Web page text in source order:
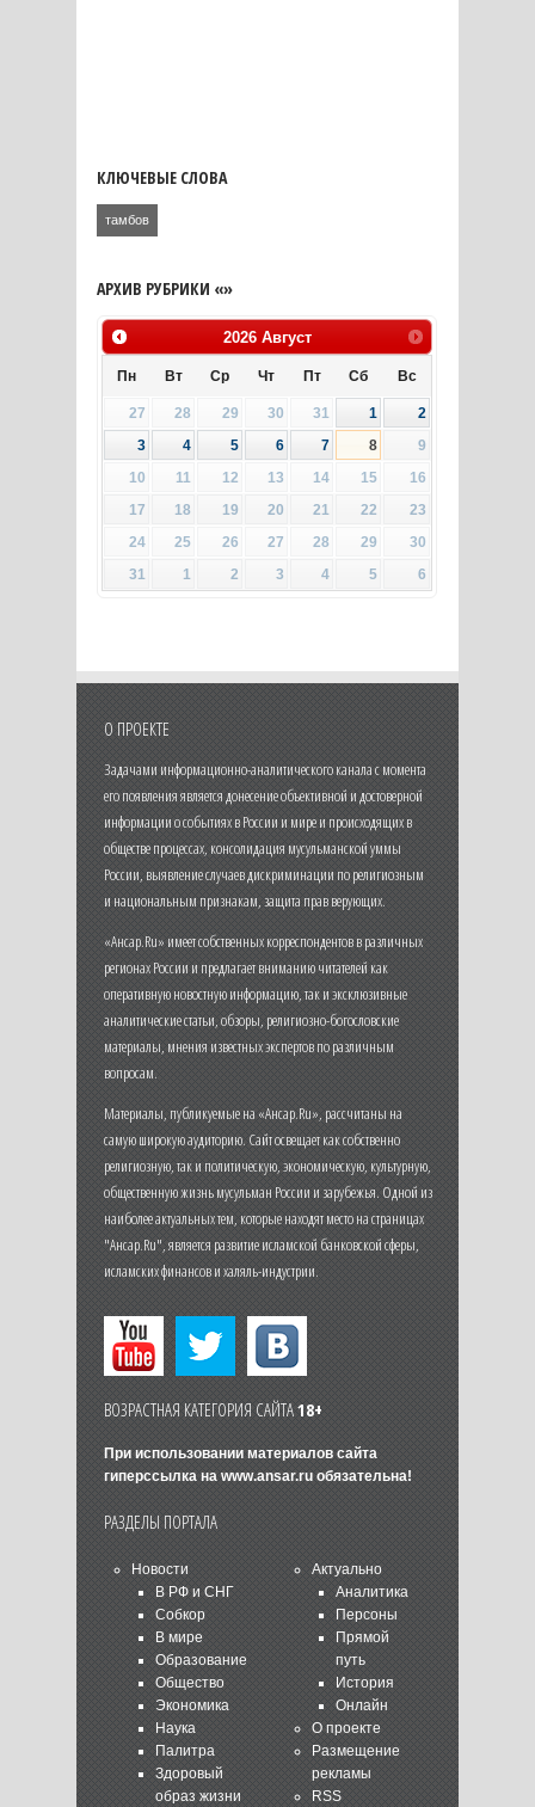
КЛЮЧЕВЫЕ СЛОВА
тамбов
АРХИВ РУБРИКИ «»
2026 Август
Пн Вт Ср Чт Пт Сб Вс
27 28 29 30 31 1
2
3
4 5 6 7 8
9
10
11 12 13 14 15
16
17
18 19 20 21 22
23
24
25 26 27 28 29
30
31
1 2 3 4 5 6
О ПРОЕКТЕ
Задачами информационно-аналитического канала с момента
его появления является донесение объективной и достоверной
информации о событиях в России и мире и происходящих в
обществе процессах, консолидация мусульманской уммы
России, выявление случаев дискриминации по религиозным
и национальным признакам, защита прав верующих.
«Ансар.Ru» имеет собственных корреспондентов в различных
регионах России и предлагает вниманию читателей как
оперативную новостную информацию, так и эксклюзивные
аналитические статьи, обзоры, религиозно-богословские
материалы, мнения известных экспертов по различным
вопросам.
Материалы, публикуемые на «Ансар.Ru», рассчитаны на
самую широкую аудиторию. Сайт освещает как собственно
религиозную, так и политическую, экономическую, культурную,
общественную жизнь мусульман России и зарубежья. Одной из
наиболее актуальных тем, которые находят место на страницах
"Ансар.Ru", является развитие исламской банковской сферы,
исламских финансов и халяль-индустрии.
ВОЗРАСТНАЯ КАТЕГОРИЯ САЙТА18+
При использовании материалов сайта
гиперссылка на www.ansar.ruобязательна!
РАЗДЕЛЫ ПОРТАЛА
Новости
В РФ и СНГ
Собкор
В мире
Образование
Общество
Экономика
Наука
Палитра
Здоровый
образ жизни
Актуально
Аналитика
Персоны
Прямой
путь
История
Онлайн
О проекте
Размещение
рекламы
RSS